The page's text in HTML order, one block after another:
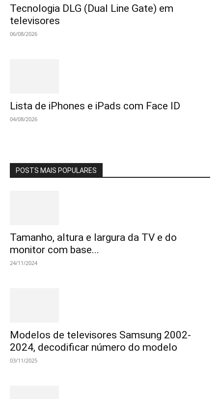
Tecnologia DLG (Dual Line Gate) em
televisores
06/08/2026
Lista de iPhones e iPads com Face ID
04/08/2026
POSTS MAIS POPULARES
Tamanho, altura e largura da TV e do
monitor com base...
24/11/2024
Modelos de televisores Samsung 2002-
2024, decodificar número do modelo
03/11/2025